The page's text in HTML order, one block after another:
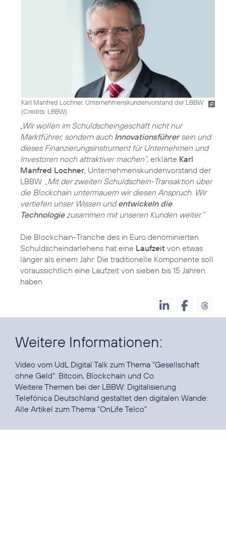
Karl Manfred Lochner, Unternehmenskundenvorstand der LBBW
(Credits: LBBW)
„Wir wollen im Schuldscheingeschäft nicht nur
Marktführer, sondern auch Innovationsführersein und
dieses Finanzierungsinstrument für Unternehmen und
Investoren noch attraktiver machen“, erklärte Karl
Manfred Lochner, Unternehmenskundenvorstand der
LBBW. „Mit der zweiten Schuldschein-Transaktion über
die Blockchain untermauern wir diesen Anspruch. Wir
vertiefen unser Wissen undentwickeln die
Technologiezusammen mit unseren Kunden weiter.“
Die Blockchain-Tranche des in Euro denominierten
Schuldscheindarlehens hat eine Laufzeit von etwas
länger als einem Jahr. Die traditionelle Komponente soll
voraussichtlich eine Laufzeit von sieben bis 15 Jahren
haben.
Weitere Informationen:
Video vom UdL Digital Talk zum Thema "Gesellschaft
ohne Geld": Bitcoin, Blockchain und Co
Weitere Themen bei der LBBW: Digitalisierung
Telefónica Deutschland gestaltet den digitalen Wande:
Alle Artikel zum Thema "OnLife Telco"